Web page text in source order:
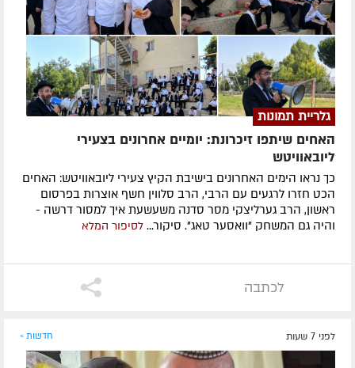
גלריית תמונות
האחים שיתפו זיכרונת: יומיים אחרונים בצעירי
ליובאוויטש
כך נראו הימים האחרונים בישיבת הקיץ צעירי ליובאוויטש: האחים
הכט חזרו לרגעים עם הרבי, הרב סלווין חשף אוצרות בפרסום
ראשון, הרב גערליצקי מסר סדנה משעשעת איך למסור דרשה -
והיה גם המשחק "וואסער טאג". סיקור... לסיפור המלא
לכתבה
לפני 7 שעות חדשות »